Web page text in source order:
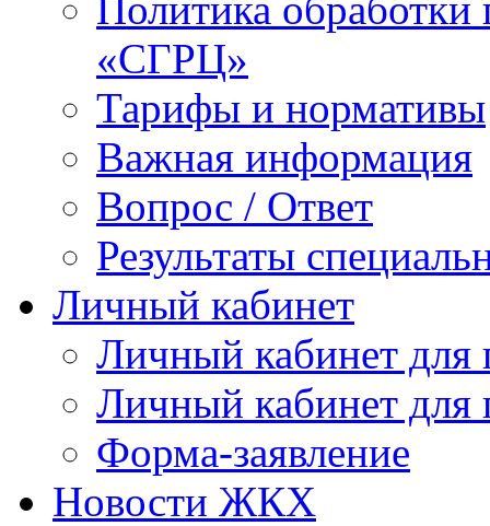
«СГРЦ»
Тарифы и нормативы
Важная информация
Вопрос / Ответ
Результаты
Личный кабинет
Личный кабинет
Личный кабинет
Форма-заявление
Новости ЖКХ